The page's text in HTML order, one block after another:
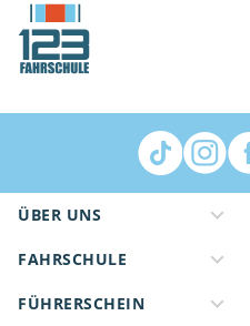
ÜBER UNS
FAHRSCHULE
FÜHRERSCHEIN